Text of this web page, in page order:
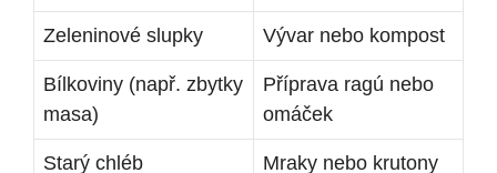
Zeleninové slupky Vývar nebo kompost
Bílkoviny (např. zbytky
masa)
Příprava ragú nebo
omáček
Starý chléb Mraky nebo krutony